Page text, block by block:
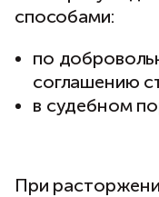
способами:
по
соглашению
в судебном
При